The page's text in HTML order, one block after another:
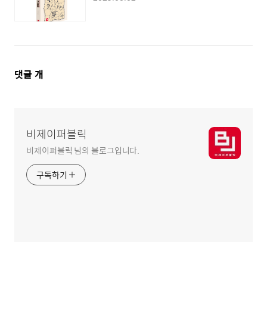
댓
댓글 개
비제이퍼블릭
비제이퍼블릭 님의 블로그입니다.
구독하기